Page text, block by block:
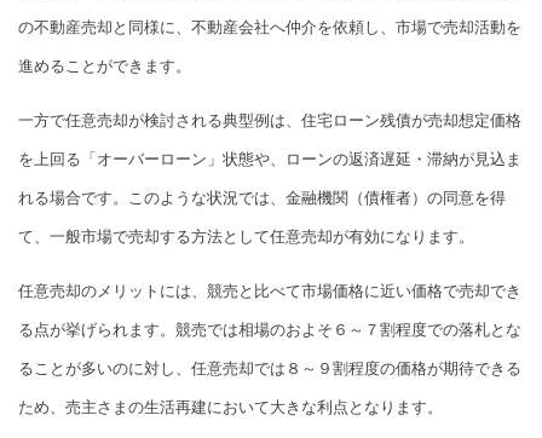
の不動産売却と同様に、不動産会社へ仲介を依頼し、市場で売却活動を
進めることができます。
一方で任意売却が検討される典型例は、住宅ローン残債が売却想定価格
を上回る「オーバーローン」状態や、ローンの返済遅延・滞納が見込ま
れる場合です。このような状況では、金融機関（債権者）の同意を得
て、一般市場で売却する方法として任意売却が有効になります。
任意売却のメリットには、競売と比べて市場価格に近い価格で売却でき
る点が挙げられます。競売では相場のおよそ６～７割程度での落札とな
ることが多いのに対し、任意売却では８～９割程度の価格が期待できる
ため、売主さまの生活再建において大きな利点となります。